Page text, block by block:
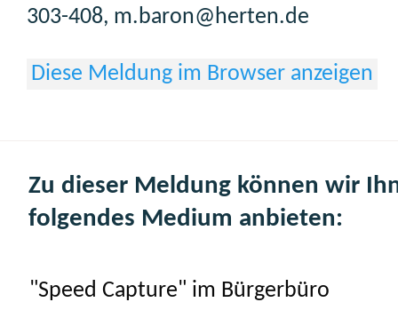
303-408, m.baron@herten.de
Diese Meldung im Browser anzeigen
Zu dieser Meldung können wir
folgendes Medium anbieten:
"Speed Capture" im Bürgerbüro